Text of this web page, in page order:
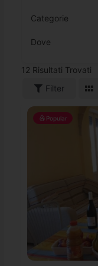
Categorie
Dove
12 Risultati Trovati
Filter
Popular